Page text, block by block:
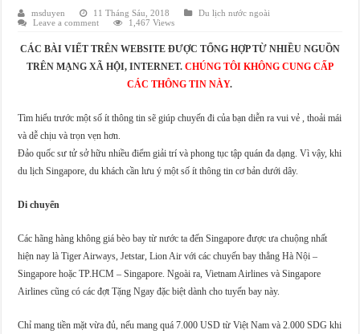
msduyen 11 Tháng Sáu, 2018
Du lịch nước ngoài
Leave a comment
1,467 Views
CÁC BÀI VIẾT TRÊN WEBSITE ĐƯỢC TỔNG HỢP TỪ NHIỀU NGUỒN
TRÊN MẠNG XÃ HỘI, INTERNET. CHÚNG TÔI KHÔNG CUNG CẤP
CÁC THÔNG TIN NÀY.
Tìm hiểu trước một số ít thông tin sẽ giúp chuyến đi của bạn diễn ra vui vẻ , thoải mái
và dễ chịu và trọn vẹn hơn.
Đảo quốc sư tử sở hữu nhiều điểm giải trí và phong tục tập quán đa dạng. Vì vậy, khi
du lịch Singapore, du khách cần lưu ý một số ít thông tin cơ bản dưới dây.
Di chuyển
Các hãng hàng không giá bèo bay từ nước ta đến Singapore được ưa chuộng nhất
hiện nay là Tiger Airways, Jetstar, Lion Air với các chuyến bay thẳng Hà Nội –
Singapore hoặc TP.HCM – Singapore. Ngoài ra, Vietnam Airlines và Singapore
Airlines cũng có các đợt Tặng Ngay đặc biệt dành cho tuyến bay này.
Chỉ mang tiền mặt vừa đủ, nếu mang quá 7.000 USD từ Việt Nam và 2.000 SDG khi